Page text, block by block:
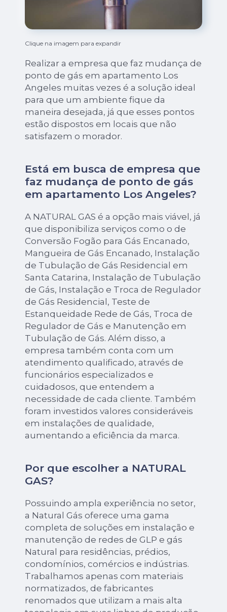
Clique na imagem para expandir
Realizar a empresa que faz mudança de
ponto de gás em apartamento Los
Angeles muitas vezes é a solução ideal
para que um ambiente fique da
maneira desejada, já que esses pontos
estão dispostos em locais que não
satisfazem o morador.
Está em busca de empresa que
faz mudança de ponto de gás
em apartamento Los Angeles?
A NATURAL GAS é a opção mais viável, já
que disponibiliza serviços como o de
Conversão Fogão para Gás Encanado,
Mangueira de Gás Encanado, Instalação
de Tubulação de Gás Residencial em
Santa Catarina, Instalação de Tubulação
de Gás, Instalação e Troca de Regulador
de Gás Residencial, Teste de
Estanqueidade Rede de Gás, Troca de
Regulador de Gás e Manutenção em
Tubulação de Gás. Além disso, a
empresa também conta com um
atendimento qualificado, através de
funcionários especializados e
cuidadosos, que entendem a
necessidade de cada cliente. Também
foram investidos valores consideráveis
em instalações de qualidade,
aumentando a eficiência da marca.
Por que escolher a NATURAL
GAS?
Possuindo ampla experiência no setor,
a Natural Gás oferece uma gama
completa de soluções em instalação e
manutenção de redes de GLP e gás
Natural para residências, prédios,
condomínios, comércios e indústrias.
Trabalhamos apenas com materiais
normatizados, de fabricantes
renomados que utilizam a mais alta